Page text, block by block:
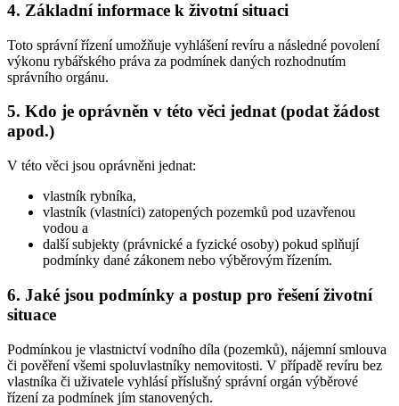
4. Základní informace k životní situaci
Toto správní řízení umožňuje vyhlášení revíru a následné povolení
výkonu rybářského práva za podmínek daných rozhodnutím
správního orgánu.
5. Kdo je oprávněn v této věci jednat (podat žádost
apod.)
V této věci jsou oprávněni jednat:
vlastník rybníka,
vlastník (vlastníci) zatopených pozemků pod uzavřenou
vodou a
další subjekty (právnické a fyzické osoby) pokud splňují
podmínky dané zákonem nebo výběrovým řízením.
6. Jaké jsou podmínky a postup pro řešení životní
situace
Podmínkou je vlastnictví vodního díla (pozemků), nájemní smlouva
či pověření všemi spoluvlastníky nemovitosti. V případě revíru bez
vlastníka či uživatele vyhlásí příslušný správní orgán výběrové
řízení za podmínek jím stanovených.